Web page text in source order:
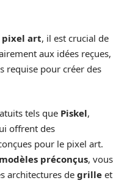
pixel art, il est crucial de
aux idées reçues,
requise pour créer des
tels que Piskel,
offrent des
pour le pixel art.
modèles préconçus, vous
architectures de grille et